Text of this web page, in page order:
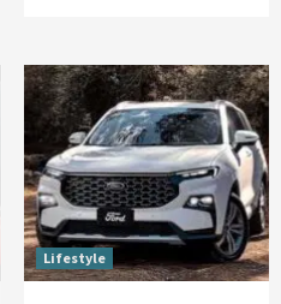
Lifestyle